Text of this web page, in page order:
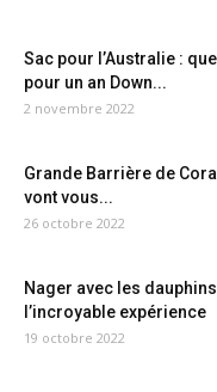
Sac pour l’Australie :
pour un an Down...
2 novembre 2022
Grande Barrière de
vont vous...
26 octobre 2022
Nager avec les
l’incroyable expérience
19 octobre 2022